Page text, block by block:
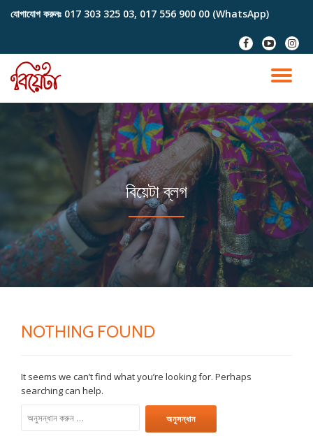
content
যোগাযোগ করুনঃ 017 303 325 03, 017 556 900 00 (WhatsApp)
fa-
facebook
fa-
youtube-
play
fa-
বিয়েটা ব্লগ
NOTHING FOUND
It seems we can’t find what you’re looking for. Perhaps
searching can help.